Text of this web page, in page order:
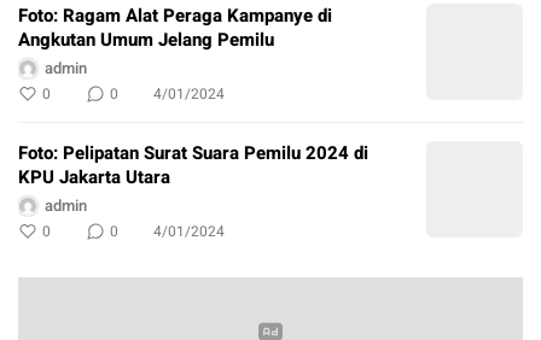
Foto: Ragam Alat Peraga Kampanye di
Angkutan Umum Jelang Pemilu
admin
0 0 4/01/2024
Foto: Pelipatan Surat Suara Pemilu 2024 di
KPU Jakarta Utara
admin
0 0 4/01/2024